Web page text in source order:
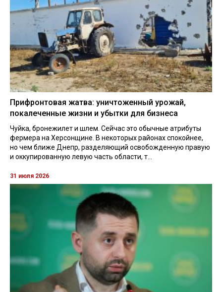
Прифронтовая жатва: уничтоженный урожай,
покалеченные жизни и убытки для бизнеса
Чуйка, бронежилет и шлем. Сейчас это обычные атрибуты
фермера на Херсонщине. В некоторых районах спокойнее,
но чем ближе Днепр, разделяющий освобожденную правую
и оккупированную левую часть области, т...
31 июля 2026